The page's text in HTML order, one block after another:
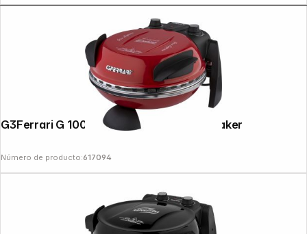
G3Ferrari G 1000602 Delizia Red Pizzamaker
Número de producto:617094